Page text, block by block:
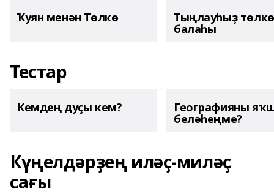
Ҡуян менән Төлкө Тыңлауһыҙ төлкө
балаһы
Тестар
Кемдең дуҫы кем? Географияны
беләһеңме?
Күңелдәрҙең иләҫ-миләҫ
сағы